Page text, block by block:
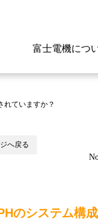
富士電機につ
ご挨拶
駆動制御機器
経営情報
マテリアリティ
新卒採用情報
よくあるご質問
れていますか？
へ戻る
のシステム構